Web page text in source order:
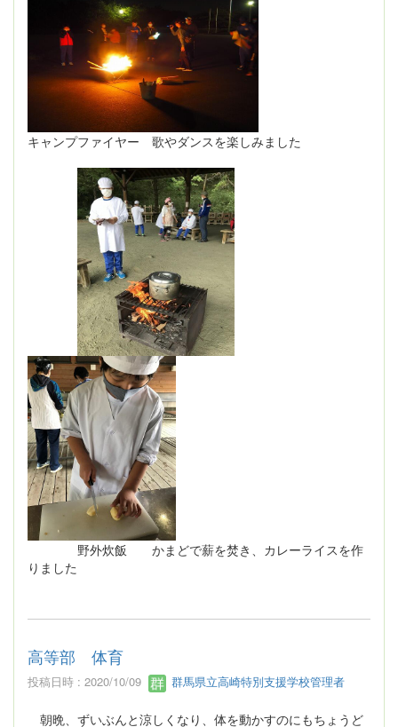
キャンプファイヤー 歌やダンスを楽しみました
野外炊飯 かまどで薪を焚き、カレーライスを作
りました
高等部 体育
投稿日時 : 2020/10/09 群馬県立高崎特別支援学校管理者
朝晩、ずいぶんと涼しくなり、体を動かすのにもちょうど